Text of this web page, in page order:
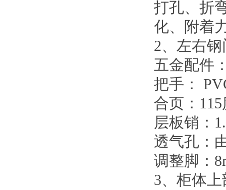
打孔、折
化、附着
2、左右
五金配件
把手：
合页：
层板销：
透气孔：
调整脚：
3、柜体